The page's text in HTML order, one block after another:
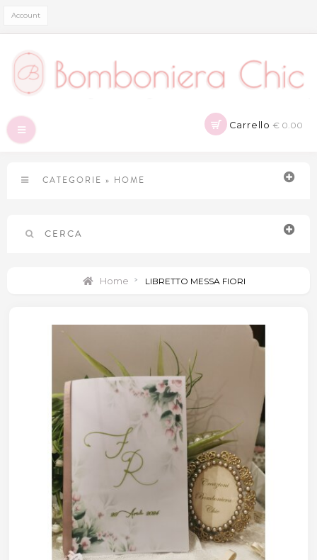
Account
Carrello € 0.00
Navigazione
Toggle
CATEGORIE » HOME
CERCA
Home > LIBRETTO MESSA FIORI